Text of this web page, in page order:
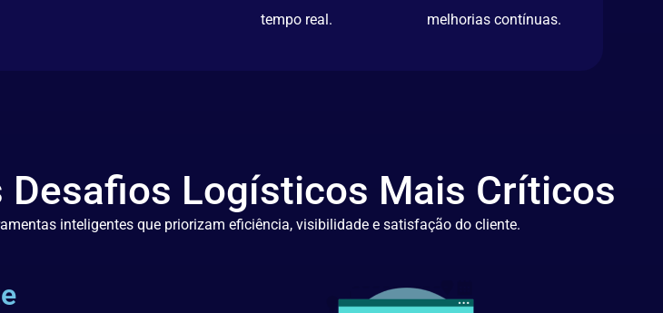
tempo real.
melhorias contínuas.
Desafios Logísticos Mais Críticos
inteligentes que priorizam eficiência, visibilidade e satisfação do cliente.